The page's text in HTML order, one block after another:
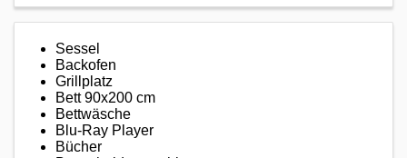
Sessel
Backofen
Grillplatz
Bett 90x200 cm
Bettwäsche
Blu-Ray Player
Bücher